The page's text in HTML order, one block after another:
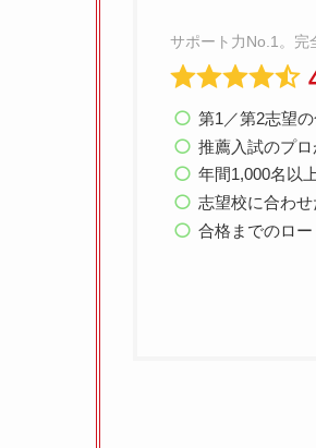
サポート力No.1。完
第1／第2志望
推薦入試のプ
年間1,000名以
志望校に合わ
合格までのロ